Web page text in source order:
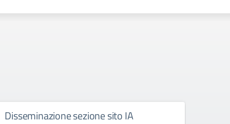
Disseminazione sezione sito IA